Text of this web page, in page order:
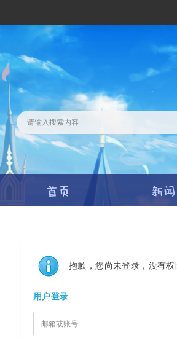
抱歉，您尚未登录，没有
用户登录